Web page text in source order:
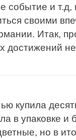
событие и т.д,
своими
Итак,
купила
в упаковке
но в